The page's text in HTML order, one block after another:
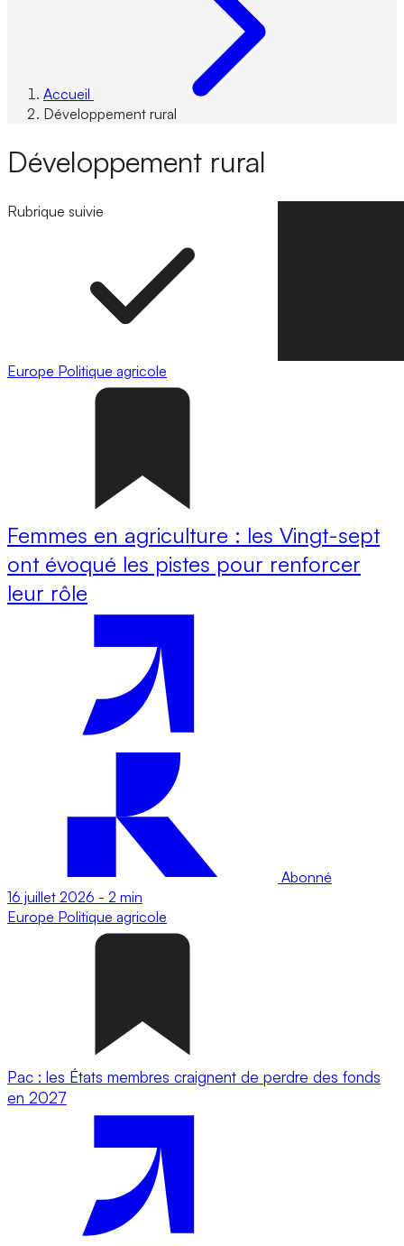
Accueil
Développement rural
Développement rural
Rubrique suivie
Europe Politique agricole
Femmes en agriculture : les Vingt-sept
ont évoqué les pistes pour renforcer
leur rôle
Abonné
16 juillet 2026 - 2 min
Europe Politique agricole
Pac : les États membres craignent de perdre des fonds
en 2027